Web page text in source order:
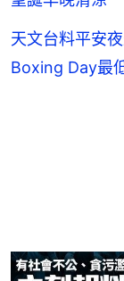
天文台料平安
Boxing Day最